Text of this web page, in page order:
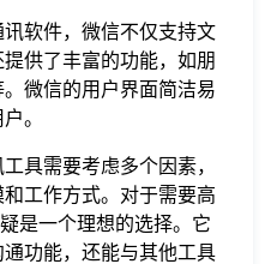
软件，微信不仅支持文
供了丰富的功能，如朋
微信的用户界面简洁易
。
具需要考虑多个因素，
工作方式。对于需要高
是一个理想的选择。它
功能，还能与其他工具